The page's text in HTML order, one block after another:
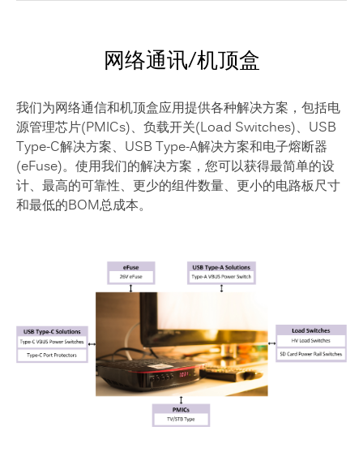
网络通讯/机顶盒
我们为网络通信和机顶盒应用提供各种解决方案，包括电
源管理芯片(PMICs)、负载开关(Load Switches)、USB
Type-C解决方案、USB Type-A解决方案和电子熔断器
(eFuse)。使用我们的解决方案，您可以获得最简单的设
计、最高的可靠性、更少的组件数量、更小的电路板尺寸
和最低的BOM总成本。